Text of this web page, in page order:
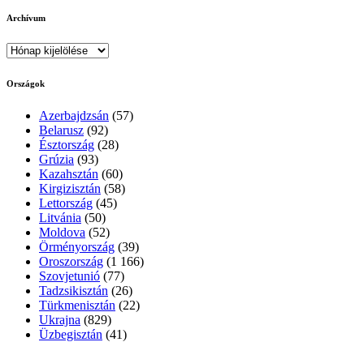
Archívum
Archívum
Országok
Azerbajdzsán (57)
Belarusz (92)
Észtország (28)
Grúzia (93)
Kazahsztán (60)
Kirgizisztán (58)
Lettország (45)
Litvánia (50)
Moldova (52)
Örményország (39)
Oroszország (1 166)
Szovjetunió (77)
Tadzsikisztán (26)
Türkmenisztán (22)
Ukrajna (829)
Üzbegisztán (41)